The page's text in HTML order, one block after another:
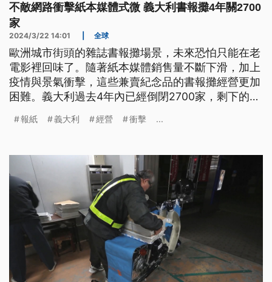
不敵網路衝擊紙本媒體式微 義大利書報攤4年關2700
家
2024/3/22 14:01 全球
歐洲城市街頭的雜誌書報攤場景，未來恐怕只能在老
電影裡回味了。隨著紙本媒體銷售量不斷下滑，加上
疫情與景氣衝擊，這些兼賣紀念品的書報攤經營更加
困難。義大利過去4年內已經倒閉2700家，剩下的業
報紙 義大利 經營 衝擊 ...